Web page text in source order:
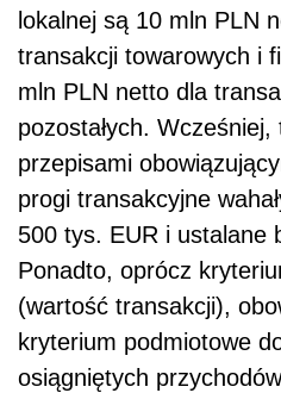
lokalnej są 10 mln PLN
transakcji towarowych i
mln PLN netto dla
pozostałych.
przepisami
progi transakcyjne
500 tys. EUR i ustalane
Ponadto, oprócz
(wartość transakcji),
kryterium podmiotowe
osiągniętych